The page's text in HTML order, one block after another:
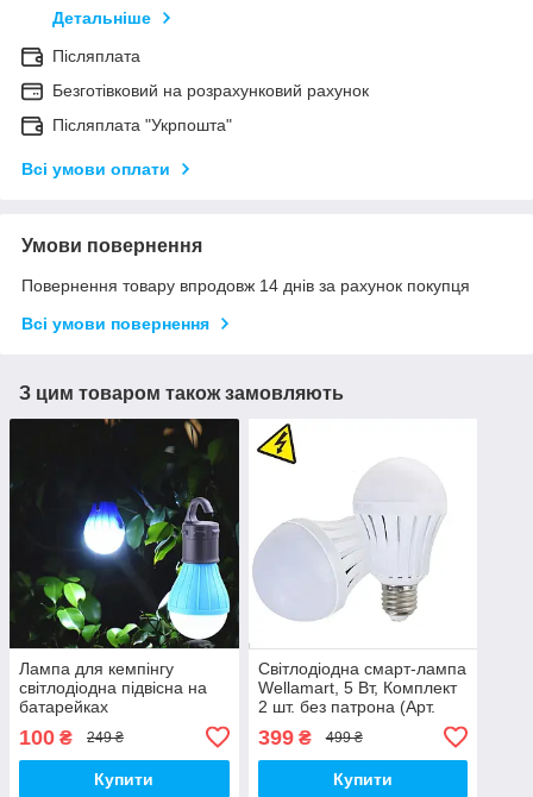
Детальніше
Післяплата
Безготівковий на розрахунковий рахунок
Післяплата "Укрпошта"
Всі умови оплати
Умови повернення
Повернення товару впродовж 14 днів за рахунок покупця
Всі умови повернення
З цим товаром також замовляють
Лампа для кемпінгу
світлодіодна підвісна на
батарейках
100 ₴ 249 ₴
Купити
Світлодіодна смарт-лампа
Wellamart, 5 Вт, Комплект
2 шт. без патрона (Арт.
399₴ 499 ₴
Купити